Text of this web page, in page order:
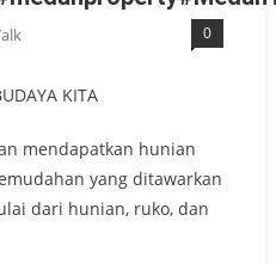
0
KITA
mendapatkan hunian
yang ditawarkan
dari hunian, ruko, dan